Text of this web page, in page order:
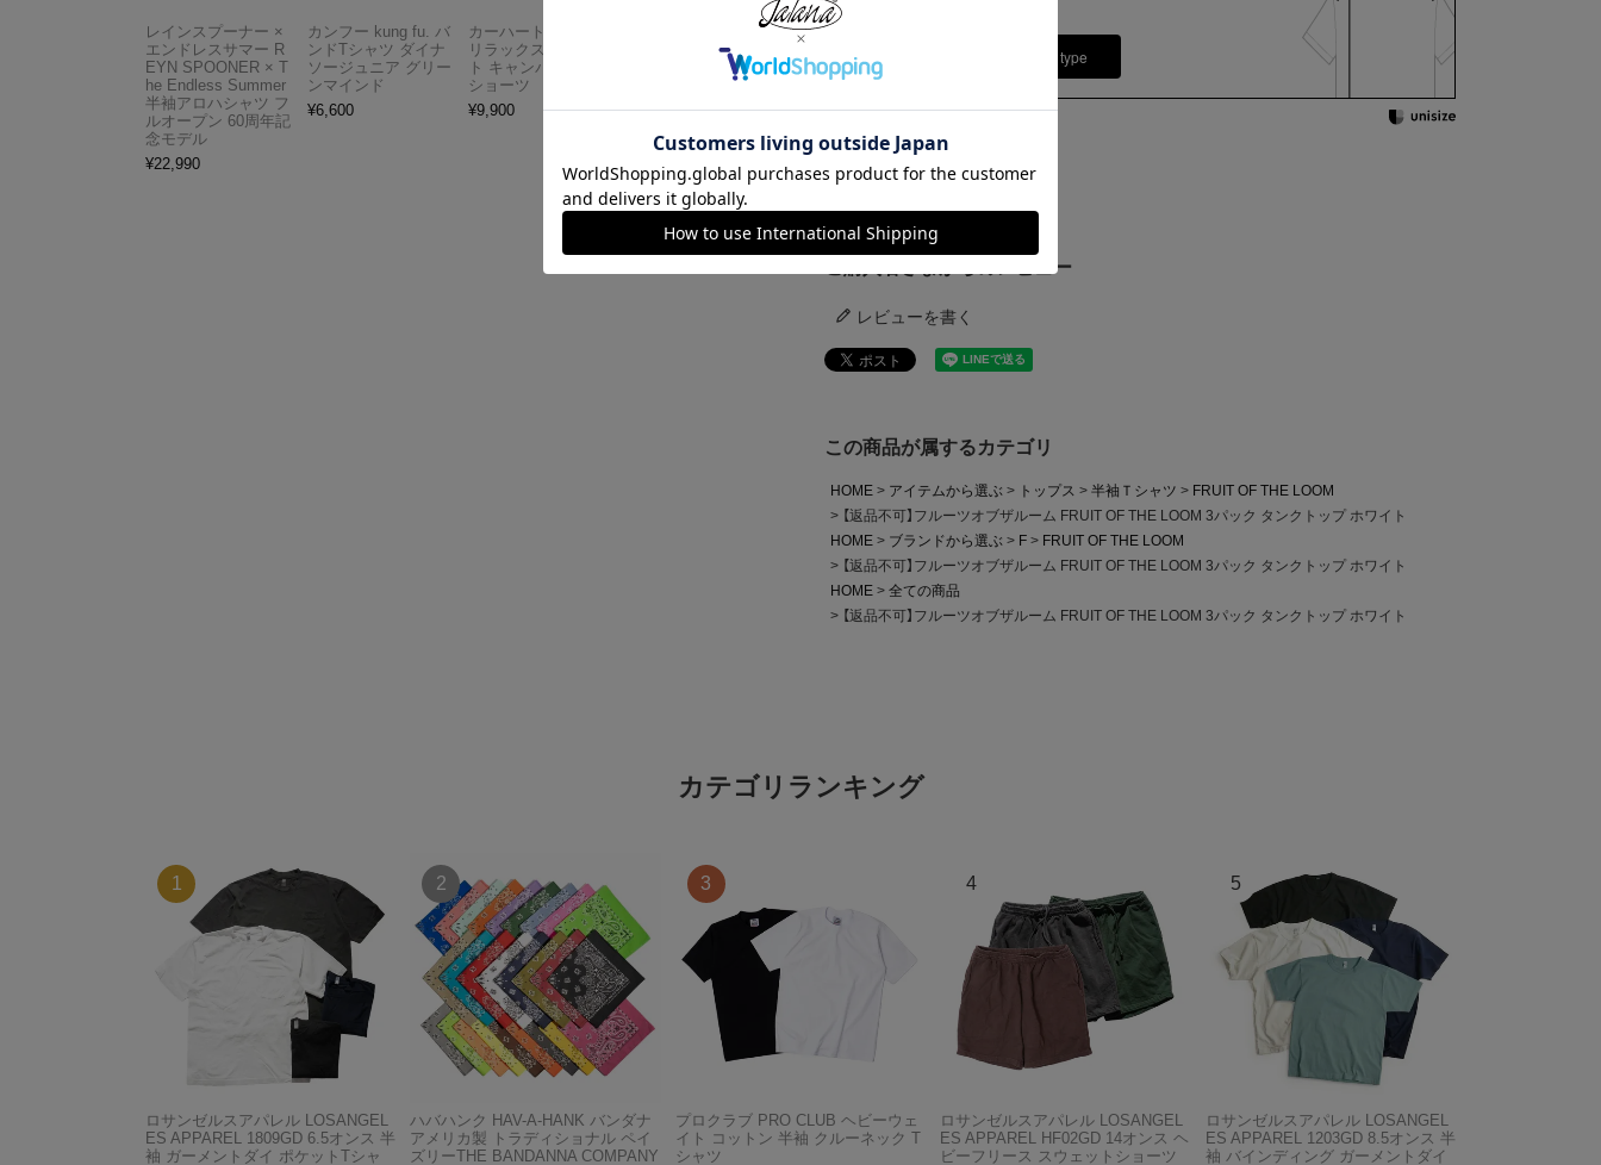
Find out more on your body type
ご利用ガイド
ご購入者さまからのレビュー
レビューを書く
この商品が属するカテゴリ
HOME アイテムから選ぶ トップス 半袖Ｔシャツ
FRUIT OF THE LOOM
【返品不可】フルーツオブザルーム FRUIT OF THE LOOM 3パック タンクトップ ホワイト
HOME
ブランドから選ぶ F
FRUIT OF THE LOOM
【返品不可】フルーツオブザルーム FRUIT OF THE LOOM 3パック タンクトップ ホワイト
HOME
全ての商品
【返品不可】フルーツオブザルーム FRUIT OF THE LOOM 3パック タンクトップ ホワイト
レインスプーナー ×
エンドレスサマー R
EYN SPOONER × T
he Endless Summer
半袖アロハシャツ フ
ルオープン 60周年記
念モデル
¥22,990
カンフー kung fu. バ
ンドTシャツ ダイナ
ソージュニア グリー
ンマインド
¥6,600
カーハート Carhartt
リラックスドフィッ
ト キャンバスワーク
ショーツ
¥9,900
アメリカンクラシッ
クス AMERICAN CL
ASSICS ムービーT
シャツ フォレストガ
カテゴリランキング
ロサンゼルスアパレル LOSANGEL
ES APPAREL 1809GD 6.5オンス 半
袖 ガーメントダイ ポケットTシャ
ハバハンク HAV-A-HANK バンダナ
アメリカ製 トラディショナル ペイ
ズリーTHE BANDANNA COMPANY
プロクラブ PRO CLUB ヘビーウェ
イト コットン 半袖 クルーネック T
シャツ
ロサンゼルスアパレル LOSANGEL
ES APPAREL HF02GD 14オンス ヘ
ビーフリース スウェットショーツ
ロサンゼルスアパレル LOSANGEL
ES APPAREL 1203GD 8.5オンス 半
袖 バインディング ガーメントダイ